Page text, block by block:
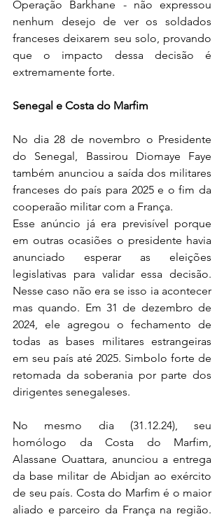
Operação Barkhane - não expressou
nenhum desejo de ver os soldados
franceses deixarem seu solo, provando
que o impacto dessa decisão é
extremamente forte.
Senegal e Costa do Marfim
No dia 28 de novembro o Presidente
do Senegal, Bassirou Diomaye Faye
também anunciou a saída dos militares
franceses do país para 2025 e o fim da
cooperaão militar com a França.
Esse anúncio já era previsível porque
em outras ocasiões o presidente havia
anunciado esperar as eleições
legislativas para validar essa decisão.
Nesse caso não era se isso ia acontecer
mas quando. Em 31 de dezembro de
2024, ele agregou o fechamento de
todas as bases militares estrangeiras
em seu país até 2025. Simbolo forte de
retomada da soberania por parte dos
dirigentes senegaleses.
No mesmo dia (31.12.24), seu
homólogo da Costa do Marfim,
Alassane Ouattara, anunciou a entrega
da base militar de Abidjan ao exército
de seu país. Costa do Marfim é o maior
aliado e parceiro da França na região.